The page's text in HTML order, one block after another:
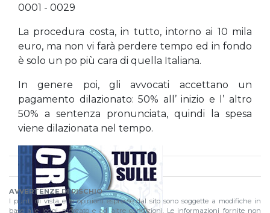
0001 - 0029
La procedura costa, in tutto, intorno ai 10 mila
euro, ma non vi farà perdere tempo ed in fondo
è solo un po più cara di quella Italiana.
In genere poi, gli avvocati accettano un
pagamento dilazionato: 50% all’ inizio e l’ altro
50% a sentenza pronunciata, quindi la spesa
viene dilazionata nel tempo.
AVVERTENZE DI RISCHIO
I punti di vista e le opinioni espresse dal sito sono soggette a modifiche in
base alle leggi, mercato e ad altre condizioni. Le informazioni fornite non